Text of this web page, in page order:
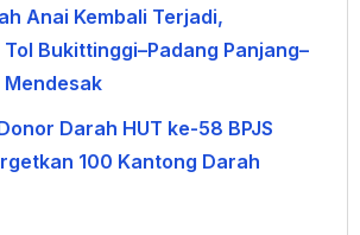
Anai Kembali Terjadi,
Bukittinggi–Padang Panjang–
Darah HUT ke-58 BPJS
100 Kantong Darah